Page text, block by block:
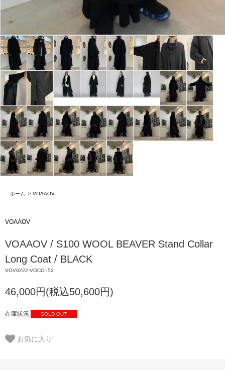
ホーム > VOAAOV
VOAAOV
VOAAOV / S100 WOOL BEAVER Stand Collar
Long Coat / BLACK
VOV0222-VOCO-I52
46,000円(税込50,600円)
在庫状況 SOLD OUT
お気に入り